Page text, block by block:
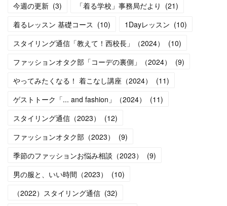
今週の更新 (3) 「着る学校」事務局だより (21)
着るレッスン 基礎コース (10) 1Dayレッスン (10)
スタイリング通信「教えて！西校長」（2024）
(10)
ファッションオタク部「コーデの裏側」（2024）
(9)
やってみたくなる！ 着こなし講座（2024）
(11)
ゲストトーク「... and fashion」（2024）
(11)
スタイリング通信（2023）
(12)
ファッションオタク部（2023）
(9)
季節のファッションお悩み相談（2023）
(9)
男の服と、いい時間（2023）
(10)
（2022）スタイリング通信 (32)